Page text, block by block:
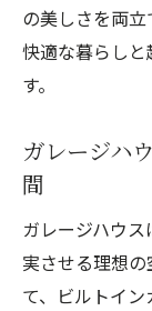
の美しさを両
快適な暮らし
す。
ガレージハ
間
ガレージハウ
実させる理想
て、ビルトイ